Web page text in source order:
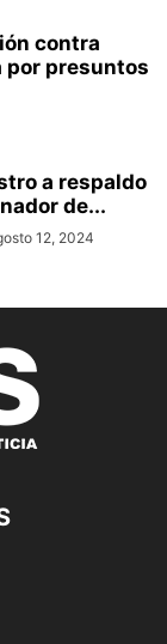
contra
por presuntos
a respaldo
de...
12, 2024